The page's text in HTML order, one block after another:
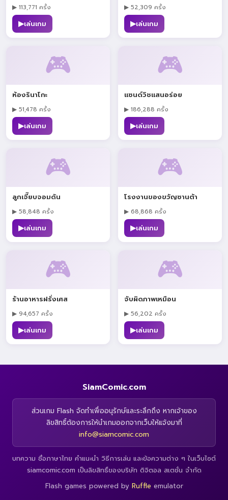
▶ 113,771 ครั้ง
▶เล่นเกม
▶ 52,309 ครั้ง
▶เล่นเกม
🎮
ห้องรินาโกะ
▶ 51,478 ครั้ง
▶เล่นเกม
🎮
แซนด์วิชแสนอร่อย
▶ 186,288 ครั้ง
▶เล่นเกม
🎮
ลูกเจี๊ยบจอมดัน
▶ 58,848 ครั้ง
▶เล่นเกม
🎮
โรงงานของขวัญซานต้า
▶ 68,868 ครั้ง
▶เล่นเกม
🎮
ร้านอาหารฝรั่งเศส
▶ 94,657 ครั้ง
▶เล่นเกม
🎮
จับผิดภาพเหมือน
▶ 56,202 ครั้ง
▶เล่นเกม
SiamComic.com
ส่วนเกม Flash จัดทำเพื่ออนุรักษ์และระลึกถึง หากเจ้าของ
ลิขสิทธิ์ต้องการให้นำเกมออกจากเว็บให้แจ้งมาที่
info@siamcomic.com
บทความ ชื่อภาษาไทย คำแนะนำ วิธีการเล่น และข้อความต่าง ๆ ในเว็บไซต์
siamcomic.com เป็นลิขสิทธิ์ของบริษัท ดิจิตอล สเตชั่น จำกัด
Flash games powered by Ruffle emulator